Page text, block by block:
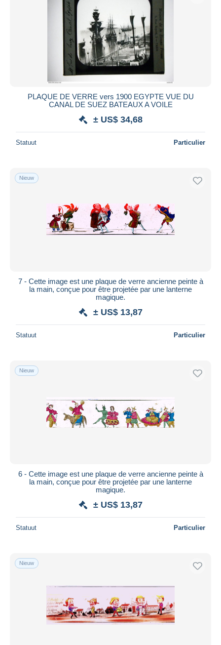
PLAQUE DE VERRE vers 1900 EGYPTE VUE DU
CANAL DE SUEZ BATEAUX A VOILE
± US$ 34,68
Statuut Particulier
Nieuw
7 - Cette image est une plaque de verre ancienne peinte à
la main, conçue pour être projetée par une lanterne
magique.
± US$ 13,87
Statuut Particulier
Nieuw
6 - Cette image est une plaque de verre ancienne peinte à
la main, conçue pour être projetée par une lanterne
magique.
± US$ 13,87
Statuut Particulier
Nieuw